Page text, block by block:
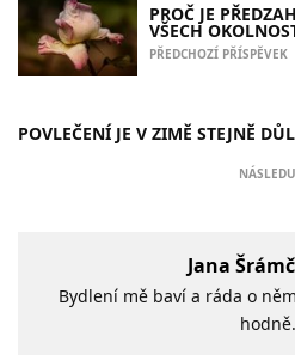
PROČ JE
VŠECH
PŘEDCHOZÍ PŘÍSPĚVEK
POVLEČENÍ JE V ZIMĚ STEJNĚ
Jana
Bydlení mě baví a ráda o
hodně.